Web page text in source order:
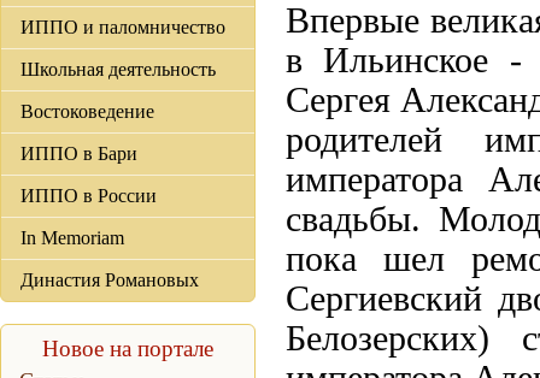
ИППО и паломничество
Школьная деятельность
Востоковедение
ИППО в Бари
ИППО в России
In Memoriam
Династия Романовых
Новое на портале
Впервые
в Ильинское -
Сергея
родителей
императора
свадьбы.
пока шел
Сергиевский
Белозерских)